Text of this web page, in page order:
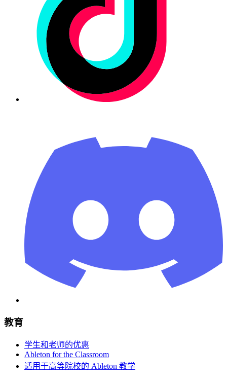
教育
学生和老师的优惠
Ableton for the Classroom
适用于高等院校的 Ableton 教学